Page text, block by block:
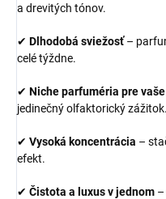
a drevitých tónov.
✔ Dlhodobá sviežosť–
celé týždne.
✔ Niche parfuméria pre
jedinečný olfaktorický zážitok.
✔ Vysoká koncentrácia –
efekt.
✔ Čistota a luxus v jednom –